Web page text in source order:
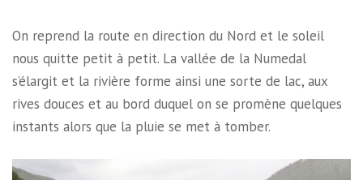
On reprend la route en direction du Nord et le soleil
nous quitte petit à petit. La vallée de la Numedal
s’élargit et la rivière forme ainsi une sorte de lac, aux
rives douces et au bord duquel on se promène quelques
instants alors que la pluie se met à tomber.